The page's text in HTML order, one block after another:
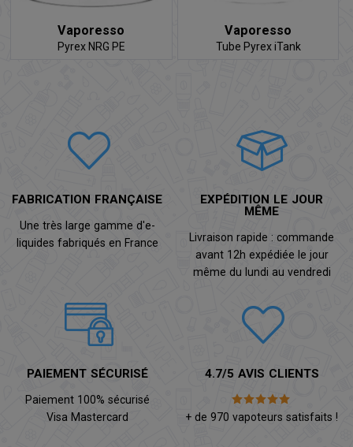
Vaporesso
Pyrex NRG PE
Vaporesso
Tube Pyrex iTank
FABRICATION FRANÇAISE
Une très large gamme d'e-
liquides fabriqués en France
EXPÉDITION LE JOUR
MÊME
Livraison rapide : commande
avant 12h expédiée le jour
même du lundi au vendredi
PAIEMENT SÉCURISÉ
Paiement 100% sécurisé
Visa Mastercard
4.7/5 AVIS CLIENTS
+ de 970 vapoteurs satisfaits !